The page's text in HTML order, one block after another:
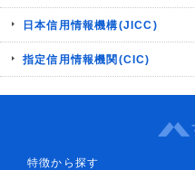
日本信用情報機構(JICC)
指定信用情報機関(CIC)
特徴から探す